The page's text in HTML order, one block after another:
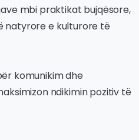
mbi praktikat bujqësore,
natyrore e kulturore të
komunikim dhe
ndikimin pozitiv të